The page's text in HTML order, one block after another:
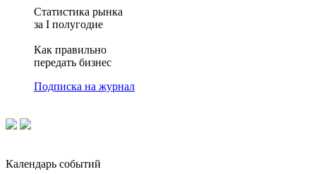
Статистика рынка
за I полугодие
Как правильно
передать бизнес
Подписка на журнал
Календарь событий